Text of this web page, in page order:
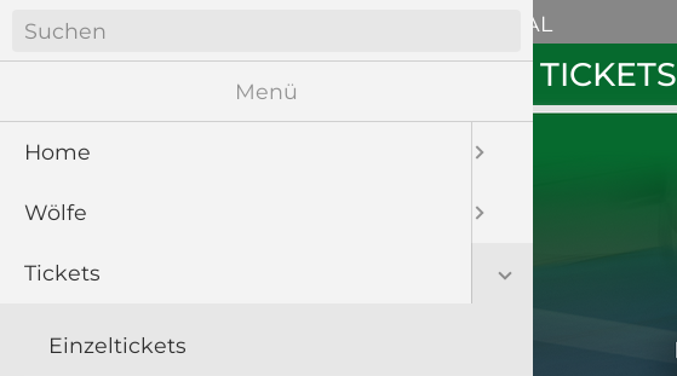
WÖLFE SOZIAL
Navigation
überspringen
HOME WÖLFE TICKETS
Menü
Home
Wölfe
Tickets
Einzeltickets